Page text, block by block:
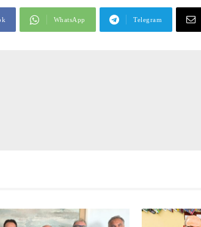
WhatsApp Telegram